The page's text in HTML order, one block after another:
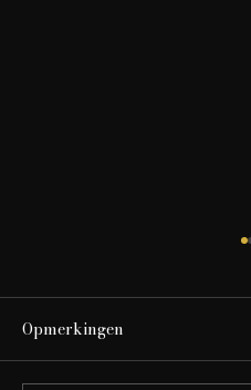
Opmerkingen